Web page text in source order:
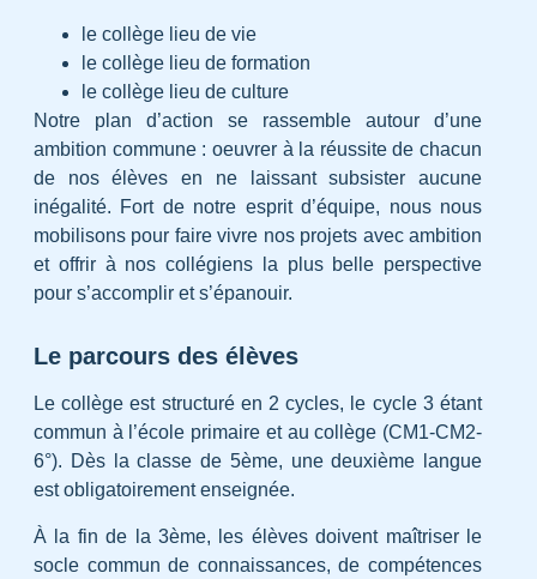
le collège lieu de vie
le collège lieu de formation
le collège lieu de culture
Notre plan d’action se rassemble autour d’une
ambition commune : oeuvrer à la réussite de chacun
de nos élèves en ne laissant subsister aucune
inégalité. Fort de notre esprit d’équipe, nous nous
mobilisons pour faire vivre nos projets avec ambition
et offrir à nos collégiens la plus belle perspective
pour s’accomplir et s’épanouir.
Le parcours des élèves
Le collège est structuré en 2 cycles, le cycle 3 étant
commun à l’école primaire et au collège (CM1-CM2-
6°). Dès la classe de 5ème, une deuxième langue
est obligatoirement enseignée.
À la fin de la 3ème, les élèves doivent maîtriser le
socle commun de connaissances, de compétences